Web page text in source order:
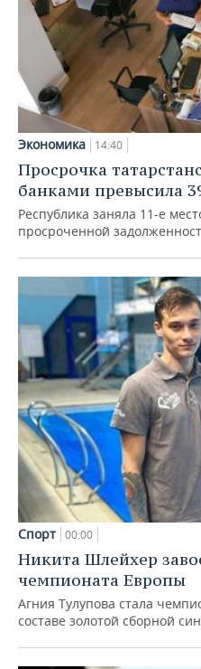
Экономика 14:40
Просрочка
банками превысила
Республика заняла 11-е
просроченной
Спорт 00:00
Никита Шлейхер
чемпионата Европы
Агния Тулупова стала
составе золотой сборной